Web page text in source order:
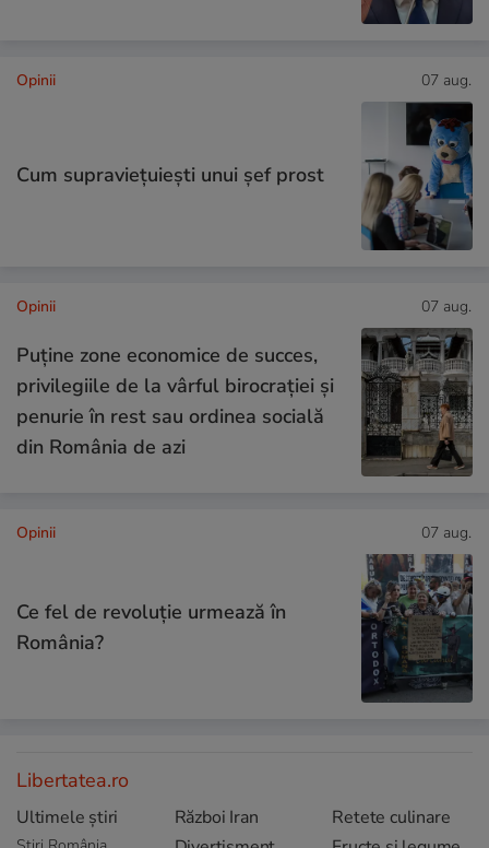
Opinii 07 aug.
Cum supraviețuiești unui șef prost
Opinii 07 aug.
Puține zone economice de succes,
privilegiile de la vârful birocrației și
penurie în rest sau ordinea socială
din România de azi
Opinii 07 aug.
Ce fel de revoluție urmează în
România?
Libertatea.ro
Ultimele știri
Război Iran
Retete culinare